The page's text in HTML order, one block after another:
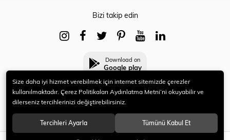
Bizi takip edin
Download on
Google play
© 2021 HERYENİ. Tüm hakları saklıdır.
Size daha iyi hizmet verebilmek için internet sitemizde çerezler
kullanılmaktadır. Çerez Politikaları Aydınlatma Metni’ni okuyabilir ve
dilerseniz tercihlerinizi değiştirebilirsiniz.
Tercihleri Ayarla Tümünü Kabul Et